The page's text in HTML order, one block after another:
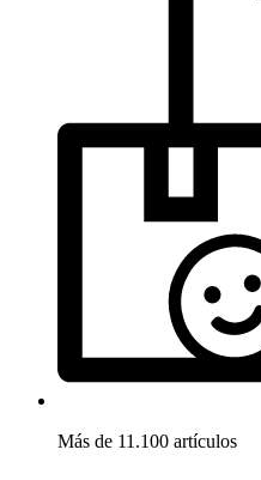
Más de 11.100 artículos